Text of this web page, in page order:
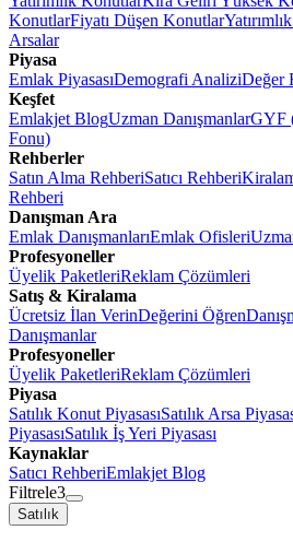
KonutlarFiyatı Düşen Konutlar
Arsalar
Piyasa
Emlak PiyasasıDemografi AnaliziDeğer
Keşfet
Emlakjet BlogUzman DanışmanlarGYF
Fonu)
Rehberler
Satın Alma RehberiSatıcı Rehberi
Rehberi
Danışman Ara
Emlak DanışmanlarıEmlak Ofisleri
Profesyoneller
Üyelik PaketleriReklam Çözümleri
Satış & Kiralama
Ücretsiz İlan VerinDeğerini Öğren
Danışmanlar
Profesyoneller
Üyelik PaketleriReklam Çözümleri
Piyasa
Satılık Konut PiyasasıSatılık Arsa
PiyasasıSatılık İş Yeri Piyasası
Kaynaklar
Satıcı RehberiEmlakjet Blog
Filtrele3
Satılık